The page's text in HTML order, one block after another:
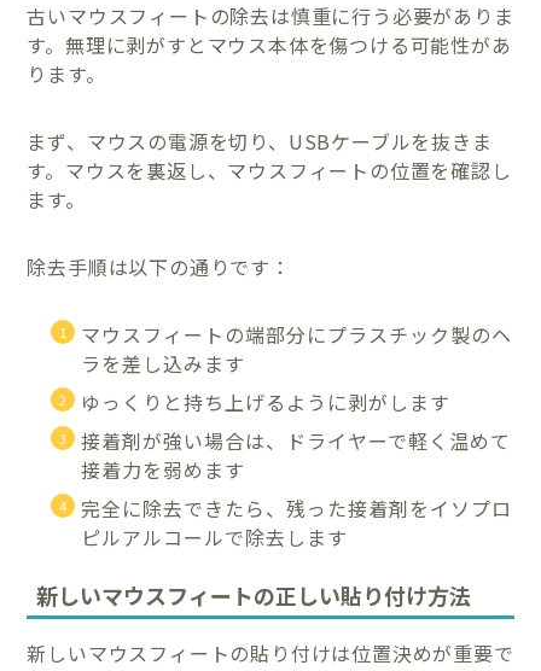
古いマウスフィートの除去は慎重に行う必要がありま
す。無理に剥がすとマウス本体を傷つける可能性があ
ります。
まず、マウスの電源を切り、USBケーブルを抜きま
す。マウスを裏返し、マウスフィートの位置を確認し
ます。
除去手順は以下の通りです：
マウスフィートの端部分にプラスチック製のヘ
ラを差し込みます
ゆっくりと持ち上げるように剥がします
接着剤が強い場合は、ドライヤーで軽く温めて
接着力を弱めます
完全に除去できたら、残った接着剤をイソプロ
ピルアルコールで除去します
新しいマウスフィートの正しい貼り付け方法
新しいマウスフィートの貼り付けは位置決めが重要で